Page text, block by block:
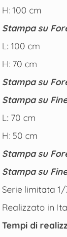
H: 100 cm
Stampa su
L: 100 cm
H: 70 cm
Stampa su
Stampa su
L: 70 cm
H: 50 cm
Stampa su
Stampa su
Serie limitata
Realizzato in
Tempi di